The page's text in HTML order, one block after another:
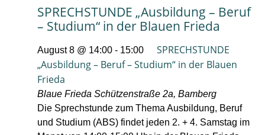
SPRECHSTUNDE „Ausbildung – Beruf
– Studium“ in der Blauen Frieda
August 8 @ 14:00 - 15:00
SPRECHSTUNDE
„Ausbildung – Beruf – Studium“ in der Blauen
Frieda
Blaue FriedaSchützenstraße 2a, Bamberg
Die Sprechstunde zum Thema Ausbildung, Beruf
und Studium (ABS) findet jeden 2. + 4. Samstag im